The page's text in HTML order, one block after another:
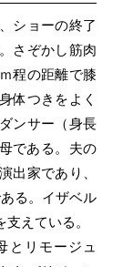
ショーの終了
さぞかし筋肉
程の距離で膝
体つきをよく
ンサー（身長
である。夫の
出家であり、
る。イザベル
えている。
とリモージュ